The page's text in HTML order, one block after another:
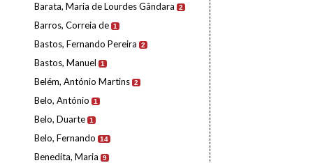
Barata, Maria de Lourdes Gândara 2
Barros, Correia de 1
Bastos, Fernando Pereira 2
Bastos, Manuel 1
Belém, António Martins 2
Belo, António 1
Belo, Duarte 1
Belo, Fernando 14
Benedita, Maria 9